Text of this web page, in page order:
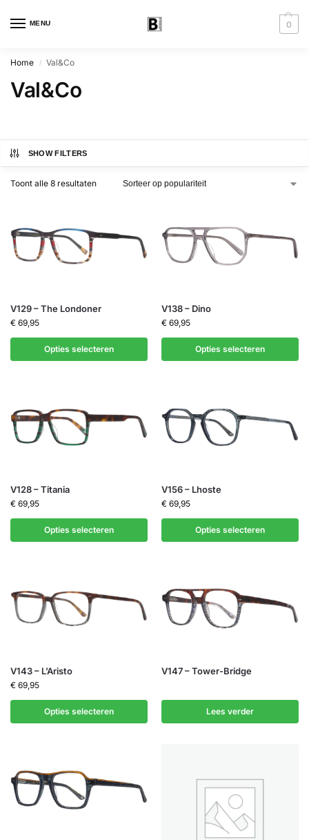
MENU 0
Home / Val&Co
Val&Co
SHOW FILTERS
Toont alle 8 resultaten
V129 – The Londoner
€ 69,95
Opties selecteren
V138 – Dino
€ 69,95
Opties selecteren
V128 – Titania
€ 69,95
Opties selecteren
V156 – Lhoste
€ 69,95
Opties selecteren
V143 – L’Aristo
€ 69,95
Opties selecteren
V147 – Tower-Bridge
Lees verder